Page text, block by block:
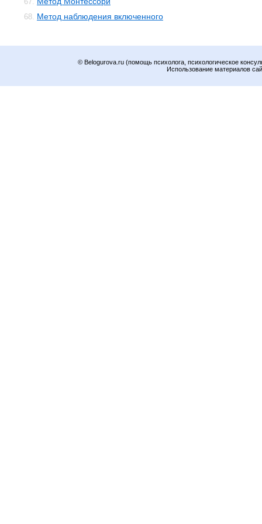
68. Метод наблюдения включенного
© Belogurova.ru (помощь психолога, психологическое
Использование материалов